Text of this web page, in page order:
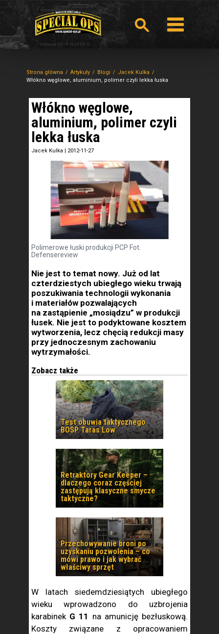
Strona główna Artykuły Blogi
Jacek Kulka
Włókno węglowe, aluminium, polimer czyli lekka łuska
Włókno węglowe,
aluminium, polimer czyli
lekka łuska
Jacek Kulka | 2012-11-27
Polimerowe łuski produkcji PCP Fot.
Defensereview
Nie jest to temat nowy. Już od lat
czterdziestych ubiegłego wieku trwają
poszukiwania technologii wykonania
i materiałów pozwalających
na zastąpienie „mosiądzu” w produkcji
łusek. Nie jest to podyktowane kosztem
wytworzenia, lecz chęcią redukcji masy
przy jednoczesnym zachowaniu
wytrzymałości.
Zobacz także
Test obuwia taktycznego
BOSP Taras Low
Retraktory Gear Keeper –
dlaczego coraz częściej
zastępują klasyczne smycze
taktyczne?
Przechowywanie broni po
uzyskaniu pozwolenia – co
mówi prawo i jak wybrać
właściwy sprzęt
W latach siedemdziesiątych ubiegłego
wieku wprowadzono do uzbrojenia
karabinek G 11 na amunicję bezłuskową.
Koszty związane z opracowaniem